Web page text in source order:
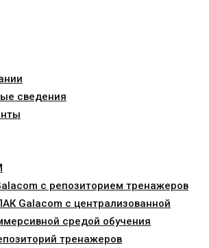
сведения
с репозиторием тренажеров
Galacom с централизованной
средой обучения
тренажеров